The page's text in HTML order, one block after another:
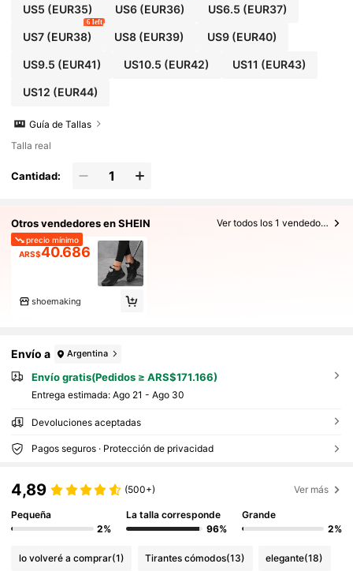
US5 (EUR35) US6 (EUR36) US6.5 (EUR37)
US7(EUR38)
6 left
US8 (EUR39) US9(EUR40)
US9.5 (EUR41) US10.5 (EUR42) US11 (EUR43)
US12 (EUR44)
Guía de Tallas
Talla real
Cantidad:
Otros vendedores en SHEIN Ver todos los 1 vendedores
precio mínimo
ARS$40.686
shoemaking
Envío a Argentina
Envío gratis(Pedidos ≥ ARS$171.166)
Entrega estimada: Ago 21 - Ago 30
Devoluciones aceptadas
Pagos seguros · Protección de privacidad
4,89 (500+) Ver más
Pequeña
2%
La talla corresponde
96%
Grande
2%
lo volveré a comprar(1) Tirantes cómodos(13) elegante(18)